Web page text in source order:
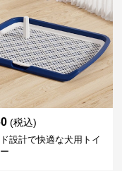
(税込)
設計で快適な犬用トイ